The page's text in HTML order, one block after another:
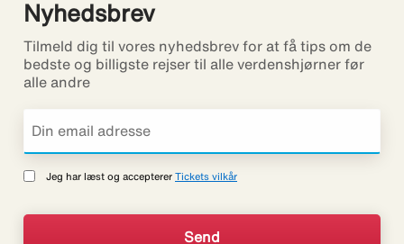
Nyhedsbrev
Tilmeld dig til vores nyhedsbrev for at få tips om de
bedste og billigste rejser til alle verdenshjørner før
alle andre
Jeg har læst og accepterer Tickets vilkår